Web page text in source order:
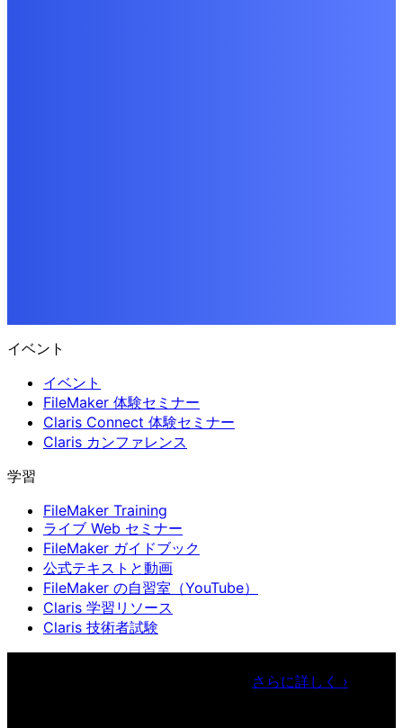
イベント
イベント
FileMaker 体験セミナー
Claris Connect 体験セミナー
Claris カンファレンス
学習
FileMaker Training
ライブ Web セミナー
FileMaker ガイドブック
公式テキストと動画
FileMaker の自習室（YouTube）
Claris 学習リソース
Claris 技術者試験
さらに詳しく ›